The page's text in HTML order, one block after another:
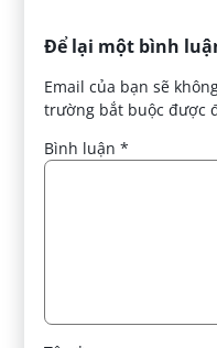
Để lại một bình
Email của bạn sẽ
trường bắt buộc được
Bình luận*